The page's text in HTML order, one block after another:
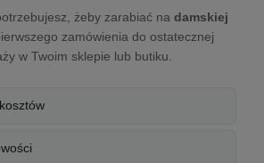
żeby zarabiać na damskiej
zamówienia do ostatecznej
w Twoim sklepie lub butiku.